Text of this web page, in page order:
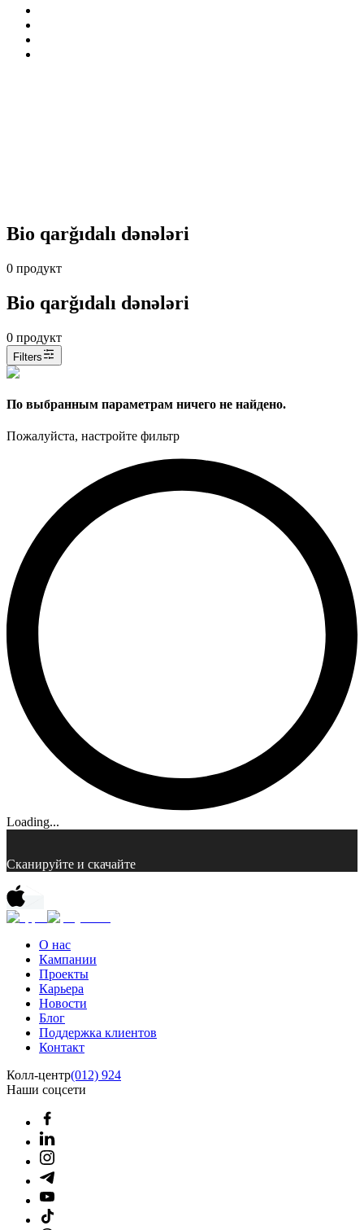
Bio qarğıdalı dənələri
0 продукт
Bio qarğıdalı dənələri
0 продукт
Filters
По выбранным параметрам ничего не найдено.
Пожалуйста, настройте фильтр
Loading...
Сканируйте и скачайте
О нас
Кампании
Проекты
Карьера
Новости
Блог
Поддержка клиентов
Контакт
Колл-центр(012) 924
Наши соцсети